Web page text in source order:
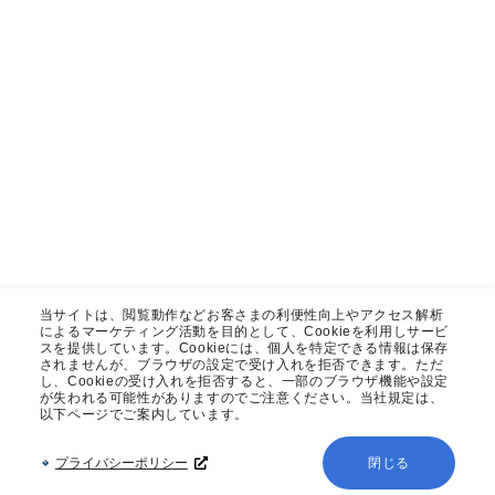
当サイトは、閲覧動作などお客さまの利便性向上やアクセス解析
によるマーケティング活動を目的として、Cookieを利用しサービ
スを提供しています。Cookieには、個人を特定できる情報は保存
されませんが、ブラウザの設定で受け入れを拒否できます。ただ
し、Cookieの受け入れを拒否すると、一部のブラウザ機能や設定
が失われる可能性がありますのでご注意ください。当社規定は、
以下ページでご案内しています。
プライバシーポリシー 閉じる